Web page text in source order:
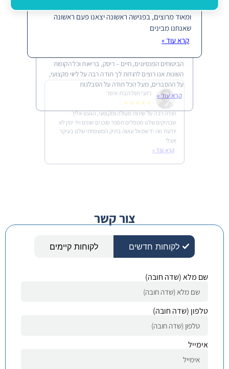
ומאוד מרוצים, בפגישה ראשונה יצאנו פעם ראשונה
שאנחנו מבינים
קרא עוד »
שחר וארז חברוני טביבי
הביטוחים הפנסיונים, חיים – ריסק, בריאות וכל הקופות
השונות אנו רוצים להודות לך תודה רבה על ליווי מקצועי,
על ההסברים, מעל הכל תודה על הסבלנות
קרא עוד »
רועי ושלהבת אשר
★★★★★
תודה רבה על שירות מעולה ומקצועי, הגענו אליך
שבתיקים שלנו מטפלים מספר סוכנים שונים ויד ימין לא
יודעת מה יד שמאל עושה בתיק המשפחתי שלנו בעיקר
אצלי
קרא עוד »
צור קשר
לקוחות חדשים לקוחות קיימים
שם מלא (שדה חובה)
טלפון (שדה חובה)
אימייל